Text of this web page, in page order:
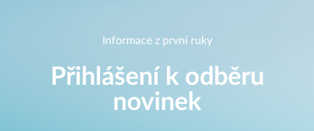
Informace z první ruky
Přihlášení k odběru
novinek